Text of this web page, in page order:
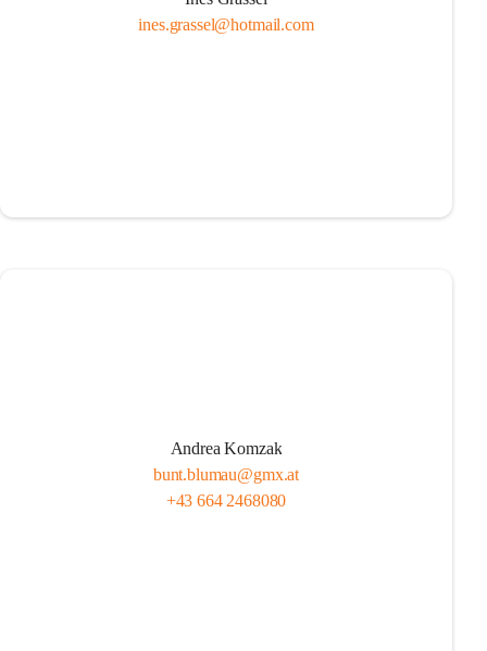
ines.grassel@hotmail.com
Andrea Komzak
bunt.blumau@gmx.at
+43 664 2468080